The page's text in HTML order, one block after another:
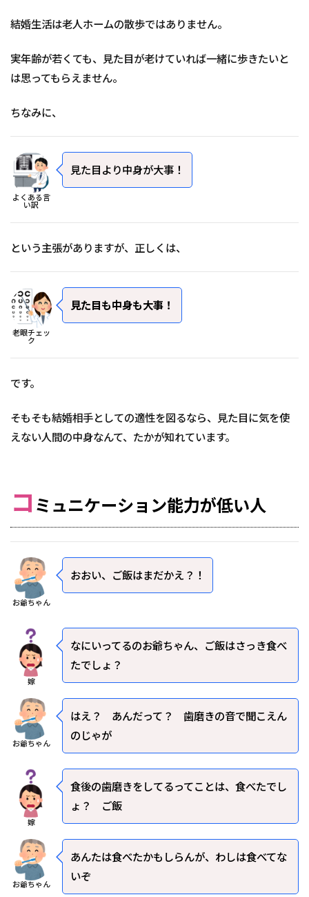
結婚生活は老人ホームの散歩ではありません。
実年齢が若くても、見た目が老けていれば一緒に歩きたいと
は思ってもらえません。
ちなみに、
よくある言
い訳
見た目より中身が大事！
という主張がありますが、正しくは、
老眼チェッ
ク
見た目も中身も大事！
です。
そもそも結婚相手としての適性を図るなら、見た目に気を使
えない人間の中身なんて、たかが知れています。
コ ミュニケーション能力が低い人
お爺ちゃん
おおい、ご飯はまだかえ？！
嫁
なにいってるのお爺ちゃん、ご飯はさっき食べ
たでしょ？
お爺ちゃん
はえ？ あんだって？ 歯磨きの音で聞こえん
のじゃが
嫁
食後の歯磨きをしてるってことは、食べたでし
ょ？ ご飯
お爺ちゃん
あんたは食べたかもしらんが、わしは食べてな
いぞ